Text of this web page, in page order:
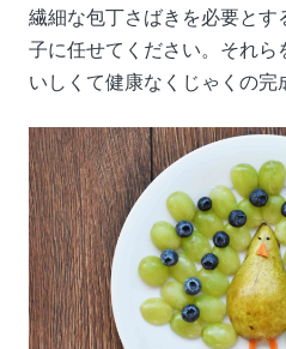
繊細な包丁さばきを必要とす
子に任せてください。それ
いしくて健康なくじゃくの完